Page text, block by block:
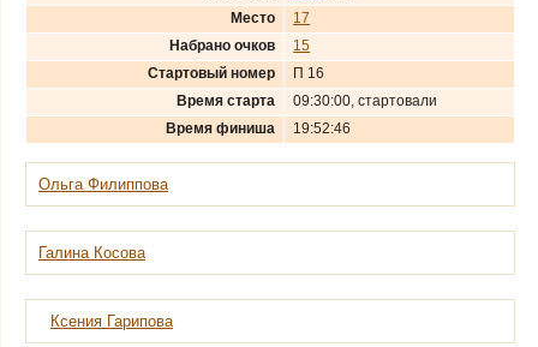
Место
17
Набрано очков
15
Стартовый номер
П 16
Время старта
09:30:00, стартовали
Время финиша
19:52:46
Ольга Филиппова
Галина Косова
Ксения Гарипова